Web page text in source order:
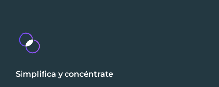
Simplifica y concéntrate